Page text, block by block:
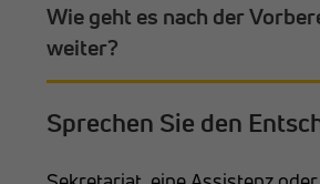
Wie geht es nach der
weiter?
Sprechen Sie den